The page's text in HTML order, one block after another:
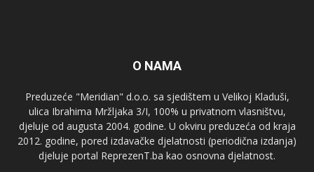
O NAMA
Preduzeće "Meridian" d.o.o. sa sjedištem u Velikoj Kladuši,
ulica Ibrahima Mržljaka 3/I, 100% u privatnom vlasništvu,
djeluje od augusta 2004. godine. U okviru preduzeća od kraja
2012. godine, pored izdavačke djelatnosti (periodična izdanja)
djeluje portal ReprezenT.ba kao osnovna djelatnost.